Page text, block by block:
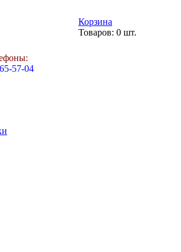
Корзина
Товаров: 0 шт.
57-04